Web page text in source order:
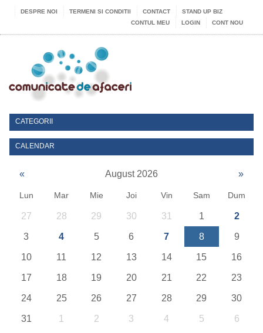
DESPRE NOI TERMENI SI CONDITII CONTACT
STAND UP BIZ
CONTUL MEU
LOGIN CONT NOU
CATEGORII
CALENDAR
« August 2026 »
Lun Mar Mie Joi Vin Sam Dum
27 28 29 30 31 1 2
3 4 5 6 7 8 9
10 11 12 13 14 15 16
17 18 19 20 21 22 23
24 25 26 27 28 29 30
31 1 2 3 4 5 6